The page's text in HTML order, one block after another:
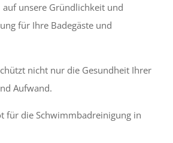
auf unsere Gründlichkeit und
für Ihre Badegäste und
nicht nur die Gesundheit Ihrer
Aufwand.
für die Schwimmbadreinigung in